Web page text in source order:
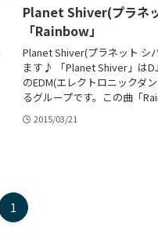
Planet Shiver(プラネ
「Rainbow」
Planet Shiver(プラネット シ
ます♪ 「Planet Shiver」は
のEDM(エレクトロニックダ
るグループです。この曲「
2015/03/21
1